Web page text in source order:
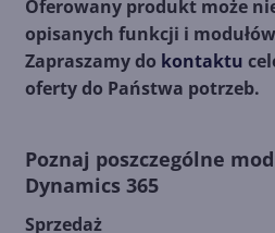
Oferowany produkt może
opisanych funkcji i
Zapraszamy do kontaktu
oferty do Państwa potrzeb.
Poznaj poszczególne
Dynamics 365
Sprzedaż